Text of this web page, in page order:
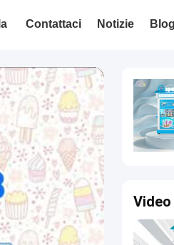
Contattaci Notizie Blog